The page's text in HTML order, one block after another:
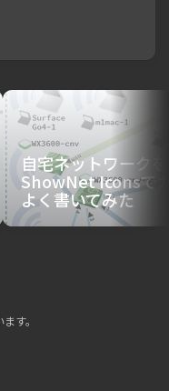
自宅ネットワークを
ShowNet Iconsで
よく書いてみた
す。